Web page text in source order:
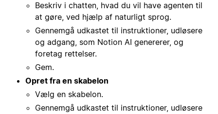
Beskriv i chatten, hvad du vil have agenten til
at gøre, ved hjælp af naturligt sprog.
Gennemgå udkastet til instruktioner, udløsere
og adgang, som Notion AI genererer, og
foretag rettelser.
Gem.
Opret fra en skabelon
Vælg en skabelon.
Gennemgå udkastet til instruktioner, udløsere